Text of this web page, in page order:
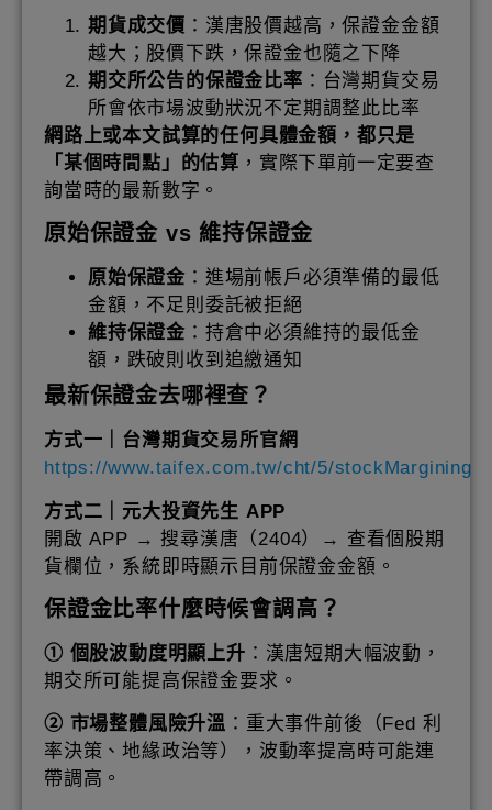
期貨成交價 ：漢唐股價越高，保證金金額
越大；股價下跌，保證金也隨之下降
期交所公告的保證金比率 ：台灣期貨交易
所會依市場波動狀況不定期調整此比率
網路上或本文試算的任何具體金額，都只是
「某個時間點」的估算 ，實際下單前一定要查
詢當時的最新數字。
原始保證金 vs 維持保證金
原始保證金 ：進場前帳戶必須準備的最低
金額，不足則委託被拒絕
維持保證金 ：持倉中必須維持的最低金
額，跌破則收到追繳通知
最新保證金去哪裡查？
方式一｜台灣期貨交易所官網
https://www.taifex.com.tw/cht/5/stockMargining
方式二｜元大投資先生 APP
開啟 APP → 搜尋漢唐（2404）→ 查看個股期
貨欄位，系統即時顯示目前保證金金額。
保證金比率什麼時候會調高？
① 個股波動度明顯上升 ：漢唐短期大幅波動，
期交所可能提高保證金要求。
② 市場整體風險升溫 ：重大事件前後（Fed 利
率決策、地緣政治等），波動率提高時可能連
帶調高。